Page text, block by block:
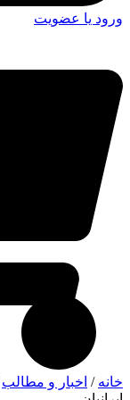
ورود یا عضویت
خانه / اخبار و مطالب